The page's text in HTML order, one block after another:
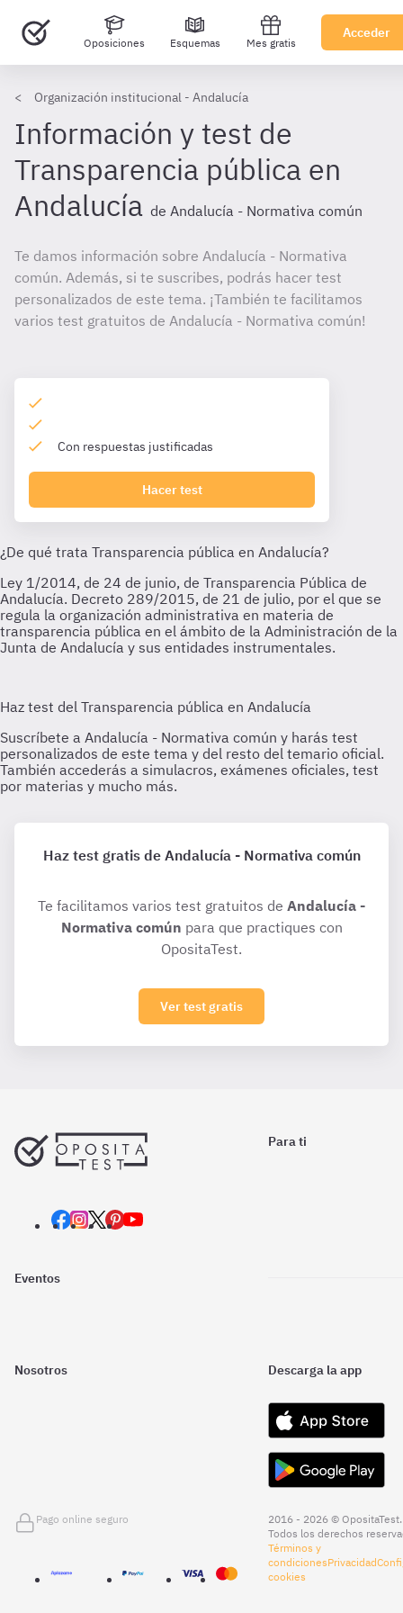
Oposiciones Esquemas Mes gratis
Acceder
Organización institucional - Andalucía
Información y test de
Transparencia pública en
Andalucía de Andalucía - Normativa común
Te damos información sobre Andalucía - Normativa
común. Además, si te suscribes, podrás hacer test
personalizados de este tema. ¡También te facilitamos
varios test gratuitos de Andalucía - Normativa común!
Con respuestas justificadas
Hacer test
Haz test gratis de Andalucía - Normativa común
Te facilitamos varios test gratuitos de Andalucía -
Normativa común para que practiques con
OpositaTest.
Ver test gratis
Para ti
Eventos
Nosotros Descarga la app
Pago online seguro
2016 - 2026 © OpositaTest.
Todos los derechos
Términos y
condicionesPrivacidad
cookies